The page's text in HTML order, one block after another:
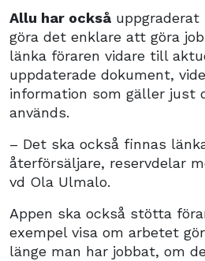
Allu har också uppgraderat
göra det enklare att göra
länka föraren vidare till
uppdaterade dokument,
information som gäller just
används.
– Det ska också finnas
återförsäljare, reservdelar
vd Ola Ulmalo.
Appen ska också stötta
exempel visa om arbetet
länge man har jobbat, om